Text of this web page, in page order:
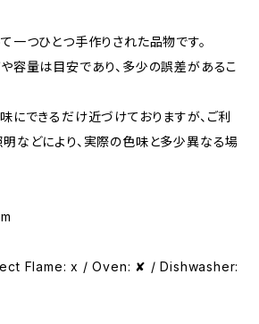
一つひとつ手作りされた品物です。
容量は目安であり、多少の誤差があるこ
にできるだけ近づけておりますが、ご利
などにより、実際の色味と多少異なる場
Flame: x / Oven: ✘ / Dishwasher: